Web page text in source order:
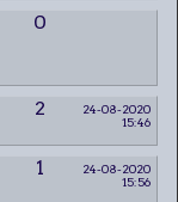
0
2
24-08-2020
15:46
1
24-08-2020
15:56